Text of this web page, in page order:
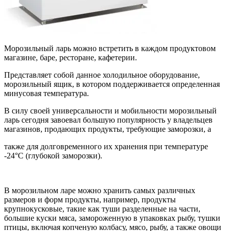
Морозильный ларь можно встретить в каждом продуктовом
магазине, баре, ресторане, кафетерии.
Представляет собой данное холодильное оборудование,
морозильный ящик, в котором поддерживается определенная
минусовая температура.
В силу своей универсальности и мобильности морозильный
ларь сегодня завоевал большую популярность у владельцев
магазинов, продающих продукты, требующие заморозки, а
также для долговременного их хранения при температуре
-24°С (глубокой заморозки).
В морозильном ларе можно хранить самых различных
размеров и форм продукты, например, продукты
крупнокусковые, такие как туши разделенные на части,
большие куски мяса, замороженную в упаковках рыбу, тушки
птицы, включая копченую колбасу, мясо, рыбу, а также овощи